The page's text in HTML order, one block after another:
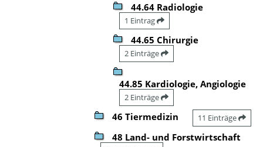
44.64 Radiologie
1 Eintrag
44.65 Chirurgie
2 Einträge
44.85 Kardiologie, Angiologie
2 Einträge
46 Tiermedizin 11 Einträge
48 Land- und Forstwirtschaft